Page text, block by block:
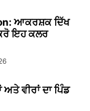
ਆਕਰਸ਼ਕ ਦਿੱਖ
ਕਰੋ ਇਹ ਕਲਰ
ਵੀਰਾਂ ਦਾ ਪਿੰਡ